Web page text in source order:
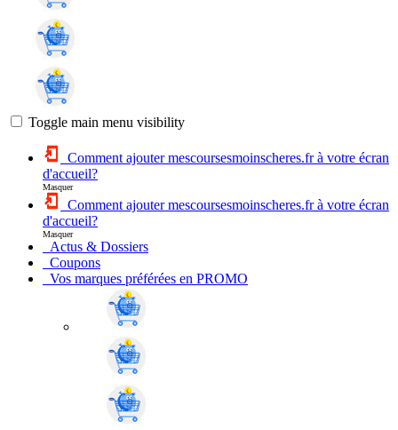
Toggle main menu visibility
Comment ajouter mescoursesmoinscheres.fr à votre écran
d'accueil?
Masquer
Comment ajouter mescoursesmoinscheres.fr à votre écran
d'accueil?
Masquer
Actus & Dossiers
Coupons
Vos marques préférées en PROMO